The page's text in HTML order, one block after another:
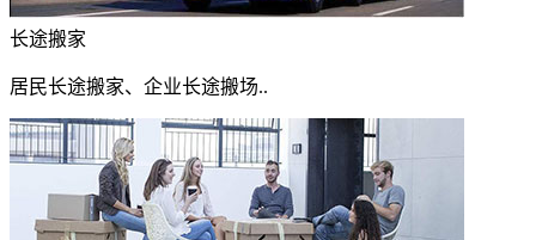
长途搬家
居民长途搬家、企业长途搬场..